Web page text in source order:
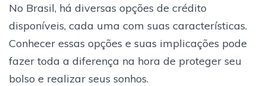
No Brasil, há diversas opções de crédito
disponíveis, cada uma com suas características.
Conhecer essas opções e suas implicações pode
fazer toda a diferença na hora de proteger seu
bolso e realizar seus sonhos.